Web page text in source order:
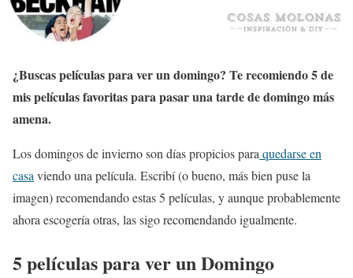
¿Buscas películas para ver un domingo? Te recomiendo 5 de
mis películas favoritas para pasar una tarde de domingo más
amena.
Los domingos de invierno son días propicios paraquedarse en
casaviendo una película. Escribí (o bueno, más bien puse la
imagen) recomendando estas 5 películas, y aunque probablemente
ahora escogería otras, las sigo recomendando igualmente.
5 películas para ver un Domingo